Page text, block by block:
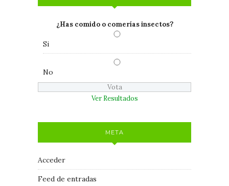
¿Has comido o comerías insectos?
Si
No
Ver Resultados
META
Acceder
Feed de entradas